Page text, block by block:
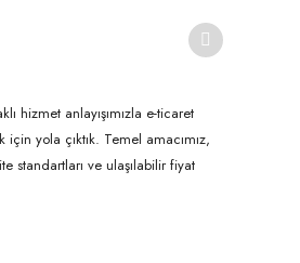
hizmet anlayışımızla e-ticaret
yola çıktık. Temel amacımız,
standartları ve ulaşılabilir fiyat